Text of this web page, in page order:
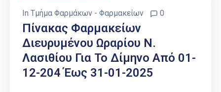
In Τμήμα Φαρμάκων - Φαρμακείων 0
Πίνακας Φαρμακείων
Διευρυμένου Ωραρίου Ν.
Λασιθίου Για Το Δίμηνο Από 01-
12-204 Έως 31-01-2025